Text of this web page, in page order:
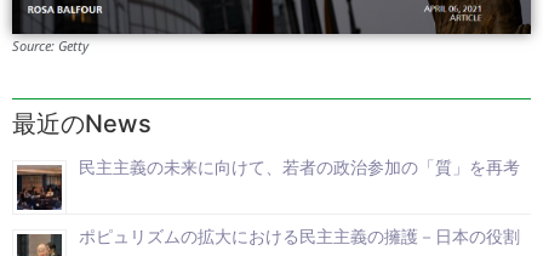
Source: Getty
最近のNews
民主主義の未来に向けて、若者の政治参加の「質」を再考
ポピュリズムの拡大における民主主義の擁護－日本の役割